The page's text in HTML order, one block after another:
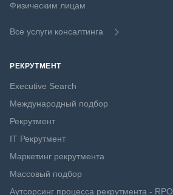
Физическим лицам
Все услуги консалтинга
РЕКРУТМЕНТ
Executive Search
Международный подбор
Рекрутмент
IT Рекрутмент
Маркетинг рекрутмента
Массовый подбор
Аутсорсинг процесса рекрутмента - RPO